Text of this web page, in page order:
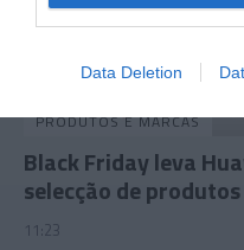
Data Deletion
PRODUTOS E MARCAS
Black Friday leva
selecção de
11:23